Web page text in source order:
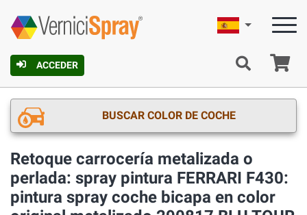
ACCEDER
Español
BUSCAR COLOR DE COCHE
Retoque carrocería metalizada o
perlada: spray pintura FERRARI F430:
pintura spray coche bicapa en color